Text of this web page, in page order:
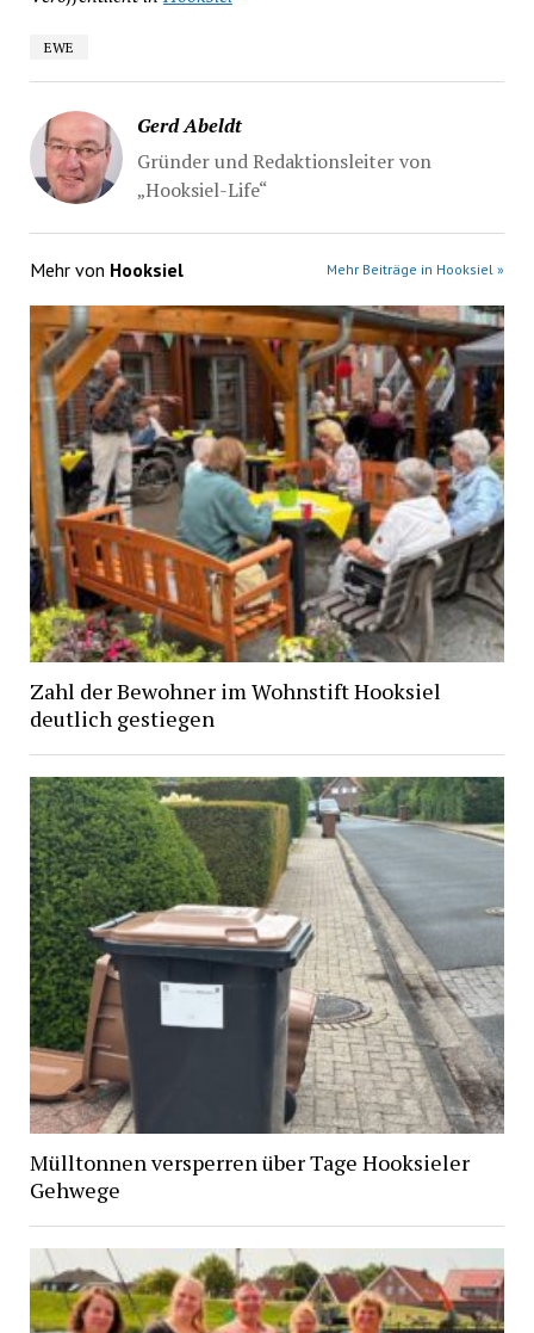
EWE
Gerd Abeldt
Gründer und Redaktionsleiter von
„Hooksiel-Life“
Mehr von Hooksiel Mehr Beiträge in Hooksiel »
Zahl der Bewohner im Wohnstift Hooksiel
deutlich gestiegen
Mülltonnen versperren über Tage Hooksieler
Gehwege